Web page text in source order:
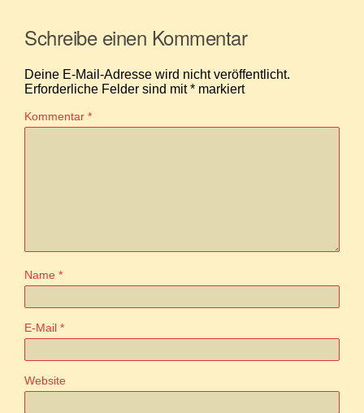
Schreibe einen Kommentar
Deine E-Mail-Adresse wird nicht veröffentlicht.
Erforderliche Felder sind mit* markiert
Kommentar *
Name *
E-Mail *
Website